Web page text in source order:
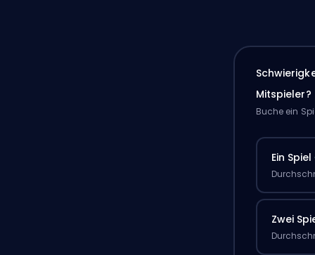
Mitspieler?
Buche ein
Ein Spiel
Zwei